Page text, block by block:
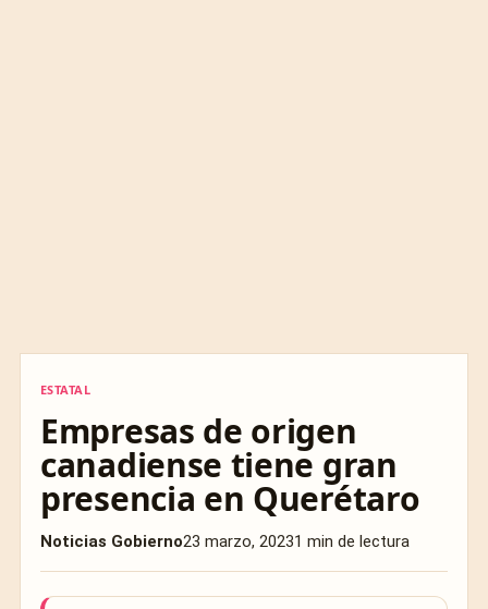
ESTATAL
Empresas de origen
canadiense tiene gran
presencia en Querétaro
Noticias Gobierno23 marzo, 20231 min de lectura